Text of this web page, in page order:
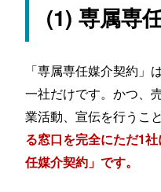
(1) 専属専
「専属専任媒介契約」
一社だけです。かつ、
業活動、宣伝を行うこ
る窓口を完全にただ1
任媒介契約」です。